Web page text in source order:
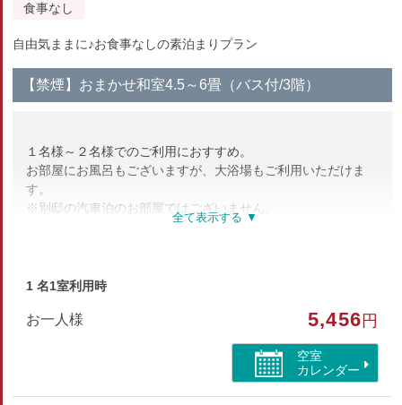
食事なし
自由気ままに♪お食事なしの素泊まりプラン
【禁煙】おまかせ和室4.5～6畳（バス付/3階）
１名様～２名様でのご利用におすすめ。
お部屋にお風呂もございますが、大浴場もご利用いただけま
す。
※別邸の汽車泊のお部屋ではございません。
部屋種別
1 名1室利用時
お一人様 5,456 円
空室
カレンダー